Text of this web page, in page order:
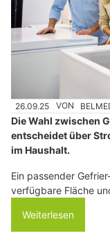
26.09.25 VON
Die Wahl zwischen
entscheidet über
im Haushalt.
Ein passender
verfügbare Fläche
Weiterlesen